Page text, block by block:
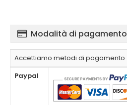
Modalità di pagamento
Accettiamo metodi di pagamento
Paypal